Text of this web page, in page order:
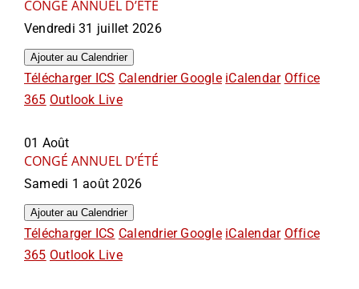
CONGÉ ANNUEL D’ÉTÉ
Vendredi 31 juillet 2026
Ajouter au Calendrier
Télécharger ICS Calendrier Google iCalendar Office
365 Outlook Live
01 Août
CONGÉ ANNUEL D’ÉTÉ
Samedi 1 août 2026
Ajouter au Calendrier
Télécharger ICS Calendrier Google iCalendar Office
365 Outlook Live